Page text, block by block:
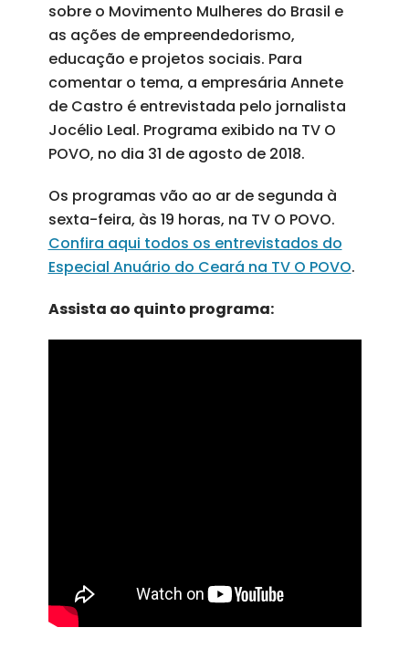
sobre o Movimento Mulheres do Brasil e
as ações de empreendedorismo,
educação e projetos sociais. Para
comentar o tema, a empresária Annete
de Castro é entrevistada pelo jornalista
Jocélio Leal. Programa exibido na TV O
POVO, no dia 31 de agosto de 2018.
Os programas vão ao ar de segunda à
sexta-feira, às 19 horas, na TV O POVO.
Confira aqui todos os entrevistados do
Especial Anuário do Ceará na TV O POVO.
Assista ao quinto programa: